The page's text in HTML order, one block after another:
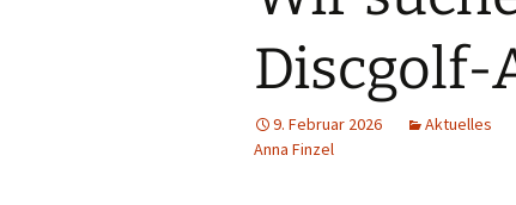
Satzung und Ordnungen
Sitzungsprotokolle
Discgolf-
9. Februar 2026 Aktuelles
Anna Finzel